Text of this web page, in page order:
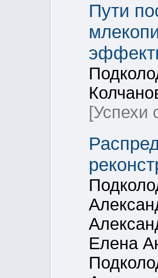
Пути
[Успехи
Елена